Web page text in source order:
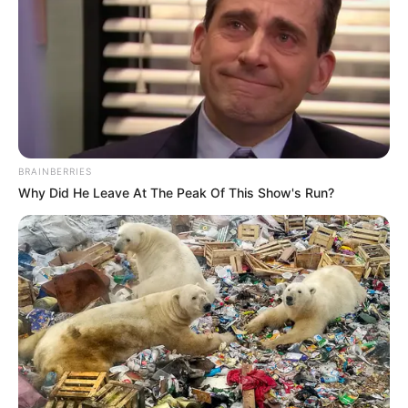
Archivo RCN
Dos hombres y una vieja cayeron cuando atracaban a
taxista e
Diciembre 5, 2018
BRAINBERRIES
Why Did He Leave At The Peak Of This Show's Run?